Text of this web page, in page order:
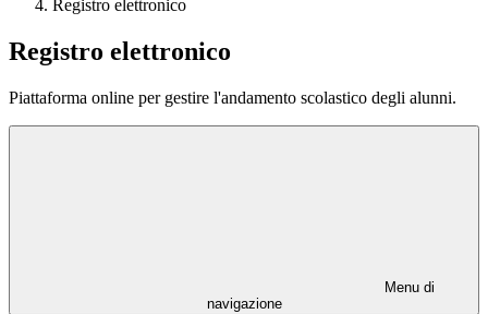
Registro elettronico
Registro elettronico
Piattaforma online per gestire l'andamento scolastico degli alunni.
Menu di
navigazione